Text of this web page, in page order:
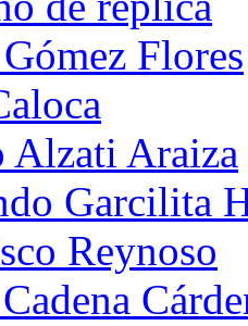
Flores
Alzati Araiza
Garcilita
Reynoso